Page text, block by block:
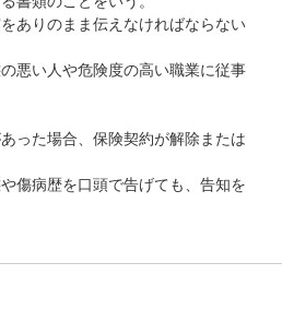
ありのまま伝えなければならない
悪い人や危険度の高い職業に従事
った場合、保険契約が解除または
傷病歴を口頭で告げても、告知を